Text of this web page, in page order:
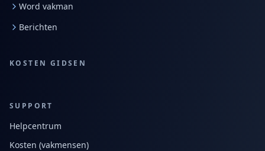
Word vakman
Berichten
KOSTEN GIDSEN
SUPPORT
Helpcentrum
Kosten (vakmensen)